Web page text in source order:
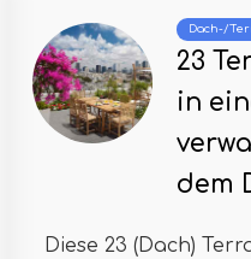
Dach-/
23
in
dem
Diese 23 (Dach)